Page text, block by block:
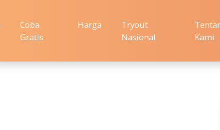
Coba
Gratis
Harga
Tryout
Nasional
Kami